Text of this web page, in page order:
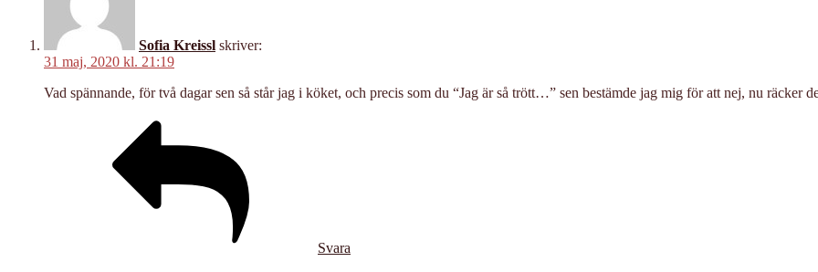
Sofia Kreissl skriver:
31 maj, 2020 kl. 21:19
Vad spännande, för två dagar sen så står jag i köket, och precis som du “Jag är så trött…” sen bestämde jag mig för att nej, nu räcker
Svara